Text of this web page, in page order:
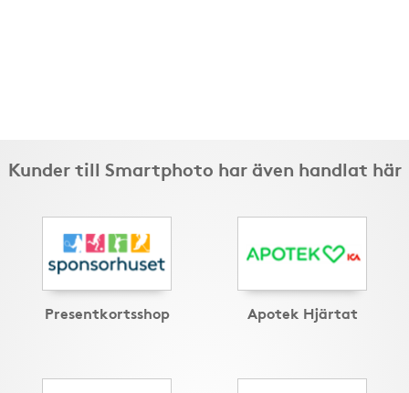
Kunder till Smartphoto har även handlat här
Presentkortsshop Apotek Hjärtat